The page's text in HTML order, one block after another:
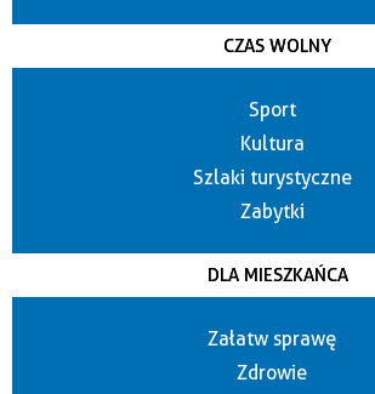
CZAS WOLNY
Sport
Kultura
Szlaki turystyczne
Zabytki
DLA MIESZKAŃCA
Załatw sprawę
Zdrowie